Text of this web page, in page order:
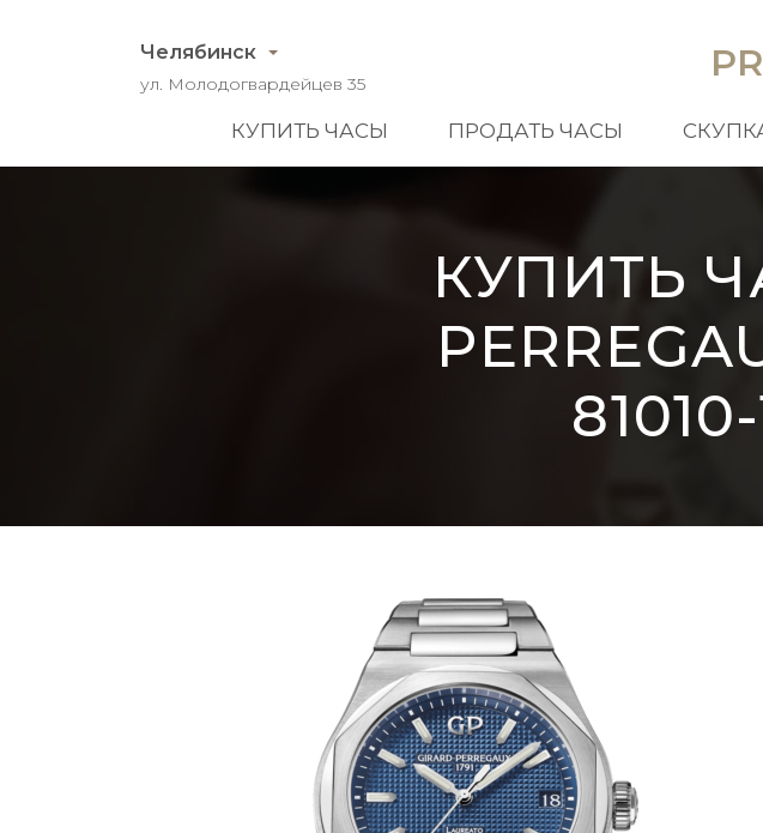
Челябинск
ул. Молодогвардейцев 35
КУПИТЬ ЧАСЫ ПРОДАТЬ ЧАСЫ
КУПИТЬ